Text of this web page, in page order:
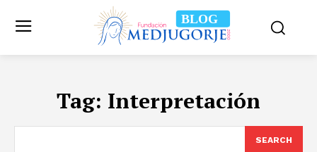
BLOG
Tag: Interpretación
SEARCH